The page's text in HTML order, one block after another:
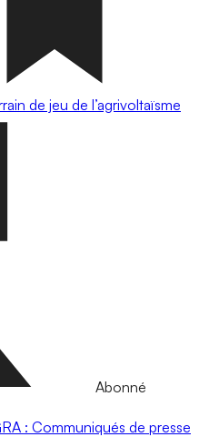
de jeu de l’agrivoltaïsme
Abonné
: Communiqués de presse